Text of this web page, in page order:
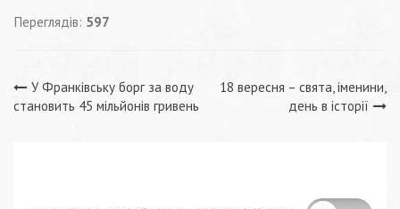
Переглядів: 597
Навігація
У Франківську борг за воду
становить 45 мільйонів гривень
18 вересня – свята, іменини,
день в історії